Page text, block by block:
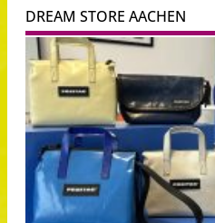
DREAM STORE AACHEN